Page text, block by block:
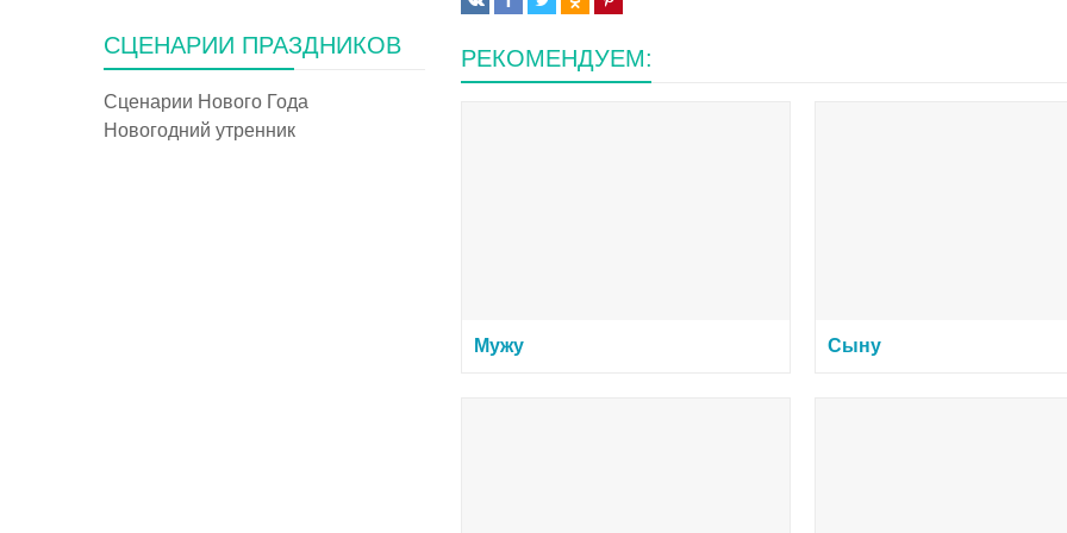
РЕКОМЕНДУЕМ:
Мужу Сыну
СЦЕНАРИИ ПРАЗДНИКОВ
Сценарии Нового Года
Новогодний утренник